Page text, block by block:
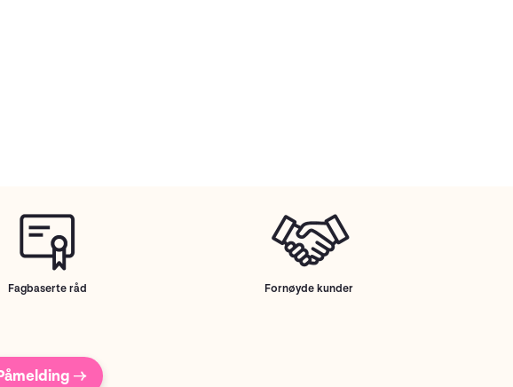
Fagbaserte råd Fornøyde kunder
→